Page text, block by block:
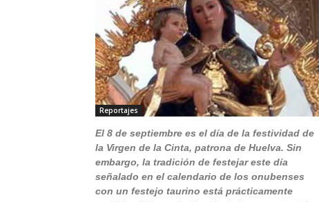
Reportajes
El 8 de septiembre es el día de la festividad de
la Virgen de la Cinta, patrona de Huelva. Sin
embargo, la tradición de festejar este día
señalado en el calendario de los onubenses
con un festejo taurino está prácticamente